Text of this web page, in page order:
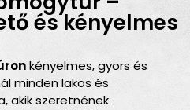
és kényelmes
kényelmes, gyors és
minden lakos és
akik szeretnének